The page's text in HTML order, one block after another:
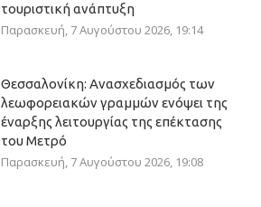
τουριστική ανάπτυξη
Παρασκευή, 7 Αυγούστου 2026, 19:14
Θεσσαλονίκη: Ανασχεδιασμός των
λεωφορειακών γραμμών ενόψει της
έναρξης λειτουργίας της επέκτασης
του Μετρό
Παρασκευή, 7 Αυγούστου 2026, 19:08